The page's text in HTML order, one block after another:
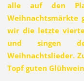
alle auf den
Weihnachtsmärkte
wir die letzte
und singen
Weihnachtslieder.
Topf guten